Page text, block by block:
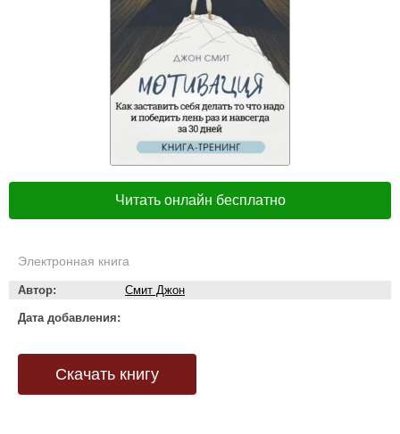
Читать онлайн бесплатно
Электронная книга
Автор: Смит Джон
Дата добавления:
Скачать книгу